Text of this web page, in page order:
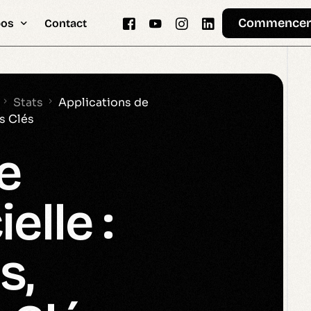
Memo Gemini Automatisation
Help
Vision
Contact
Stats
Applications de
Clés
: